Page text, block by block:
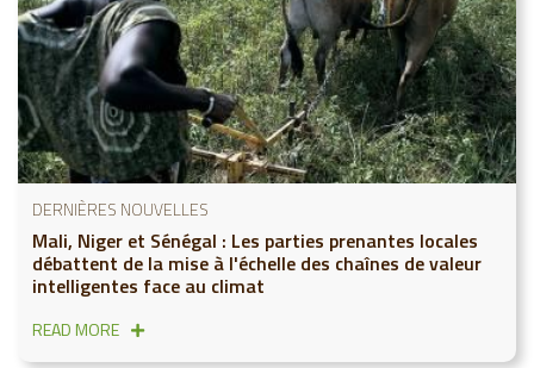
DERNIÈRES NOUVELLES
Mali, Niger et Sénégal : Les parties prenantes locales
débattent de la mise à l'échelle des chaînes de valeur
intelligentes face au climat
READ MORE